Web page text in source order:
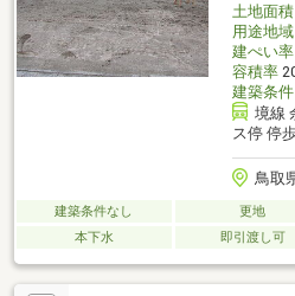
土地面積
用途地域
建ぺい率
容積率
建築条件
境線
ス停 停
鳥取
建築条件なし 更地
本下水
即引渡し可